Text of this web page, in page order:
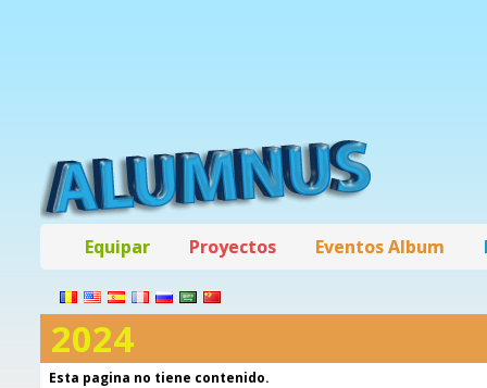
Equipar Proyectos Eventos Album
2024
Esta pagina no tiene contenido.